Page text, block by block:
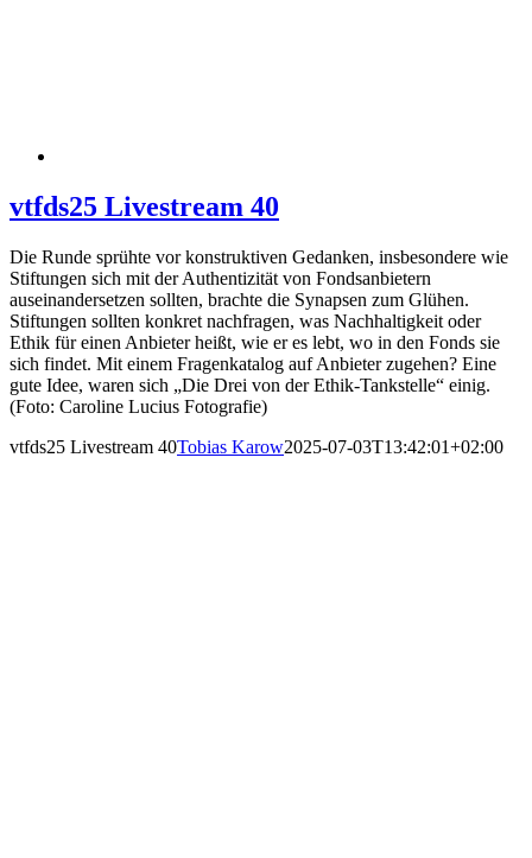
vtfds25 Livestream 40
Die Runde sprühte vor konstruktiven Gedanken, insbesondere wie
Stiftungen sich mit der Authentizität von Fondsanbietern
auseinandersetzen sollten, brachte die Synapsen zum Glühen.
Stiftungen sollten konkret nachfragen, was Nachhaltigkeit oder
Ethik für einen Anbieter heißt, wie er es lebt, wo in den Fonds sie
sich findet. Mit einem Fragenkatalog auf Anbieter zugehen? Eine
gute Idee, waren sich „Die Drei von der Ethik-Tankstelle“ einig.
(Foto: Caroline Lucius Fotografie)
vtfds25 Livestream 40Tobias Karow2025-07-03T13:42:01+02:00